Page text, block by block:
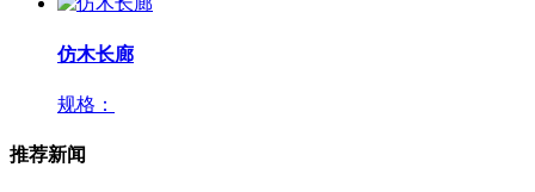
仿木长廊
规格：
推荐新闻